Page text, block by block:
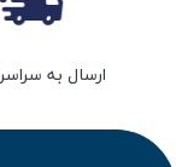
ارسال به